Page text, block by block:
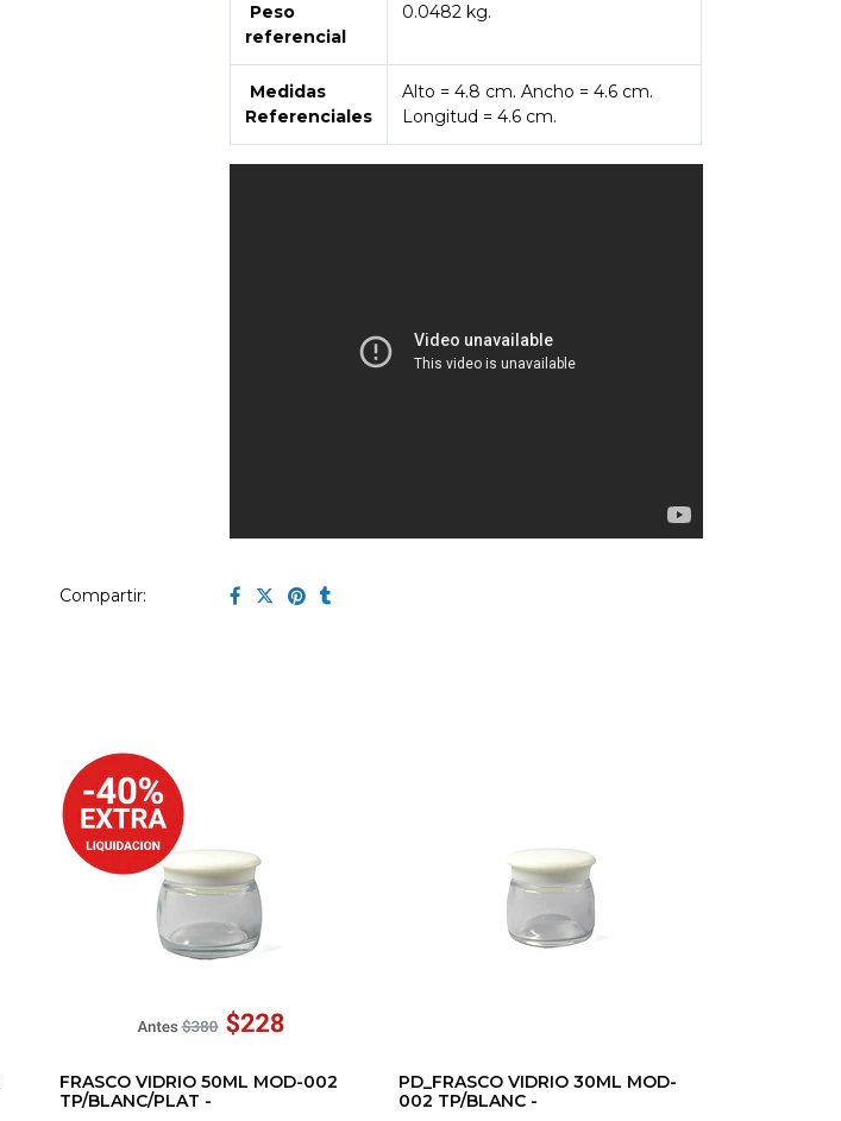
Peso
referencial
0.0482 kg.
Medidas
Referenciales
Alto = 4.8 cm. Ancho = 4.6 cm.
Longitud = 4.6 cm.
Compartir:
FRASCO VIDRIO 50ML MOD-002
TP/BLANC/PLAT -
PD_FRASCO VIDRIO 30ML MOD-
002 TP/BLANC -